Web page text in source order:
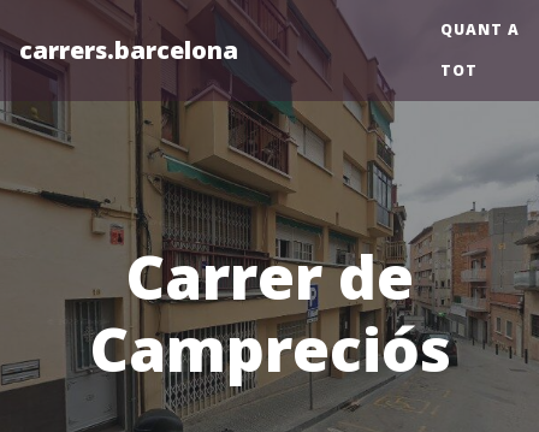
carrers.barcelona
QUANT A
TOT
Carrer de
Campreciós